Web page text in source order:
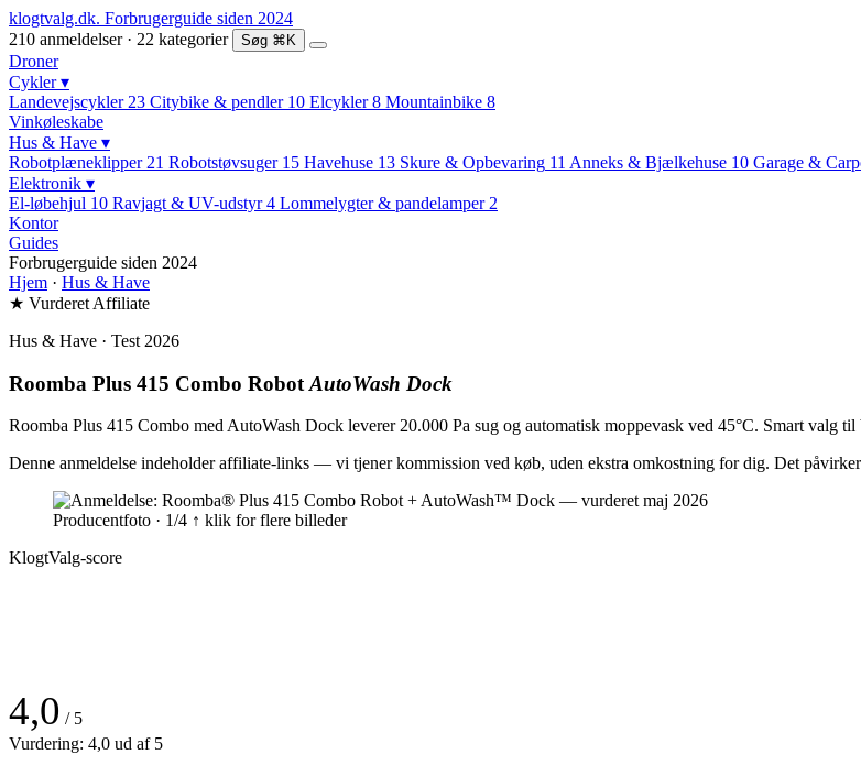
klogtvalg.dk. Forbrugerguide siden 2024
210 anmeldelser · 22 kategorier
Søg ⌘K
Droner
Cykler▾
Landevejscykler 23 Citybike & pendler 10 Elcykler 8 Mountainbike 8
Vinkøleskabe
Hus & Have ▾
Robotplæneklipper 21 Robotstøvsuger 15 Havehuse 13 Skure & Opbevaring 11 Anneks & Bjælkehuse 10 Garage &
Elektronik ▾
El-løbehjul 10 Ravjagt & UV-udstyr 4 Lommelygter & pandelamper 2
Kontor
Guides
Forbrugerguide siden 2024
Hjem · Hus & Have
★ Vurderet Affiliate
Hus & Have · Test 2026
Roomba Plus 415 Combo Robot AutoWash Dock
Roomba Plus 415 Combo med AutoWash Dock leverer 20.000 Pa sug og automatisk moppevask ved 45°C. Smart valg
Denne anmeldelse indeholder affiliate-links — vi tjener kommission ved køb, uden ekstra omkostning for dig. Det
Producentfoto · 1/4 ↑ klik for flere billeder
KlogtValg-score
4,0 / 5
Vurdering: 4,0 ud af 5